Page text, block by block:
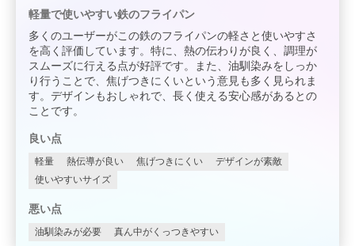
軽量で使いやすい鉄のフライパン
多くのユーザーがこの鉄のフライパンの軽さと使いやすさ
を高く評価しています。特に、熱の伝わりが良く、調理が
スムーズに行える点が好評です。また、油馴染みをしっか
り行うことで、焦げつきにくいという意見も多く見られま
す。デザインもおしゃれで、長く使える安心感があるとの
ことです。
良い点
軽量 熱伝導が良い 焦げつきにくい
デザインが素敵
使いやすいサイズ
悪い点
油馴染みが必要 真ん中がくっつきやすい